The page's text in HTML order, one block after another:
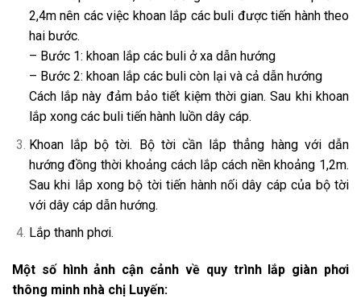
2,4m nên các việc khoan lắp các buli được tiến hành theo
hai bước.
– Bước 1: khoan lắp các buli ở xa dẫn hướng
– Bước 2: khoan lắp các buli còn lại và cả dẫn hướng
Cách lắp này đảm bảo tiết kiệm thời gian. Sau khi khoan
lắp xong các buli tiến hành luồn dây cáp.
Khoan lắp bộ tời. Bộ tời cần lắp thẳng hàng với dẫn
hướng đồng thời khoảng cách lắp cách nền khoảng 1,2m.
Sau khi lắp xong bộ tời tiến hành nối dây cáp của bộ tời
với dây cáp dẫn hướng.
Lắp thanh phơi.
Một số hình ảnh cận cảnh về quy trình lắp giàn phơi
thông minh nhà chị Luyến: